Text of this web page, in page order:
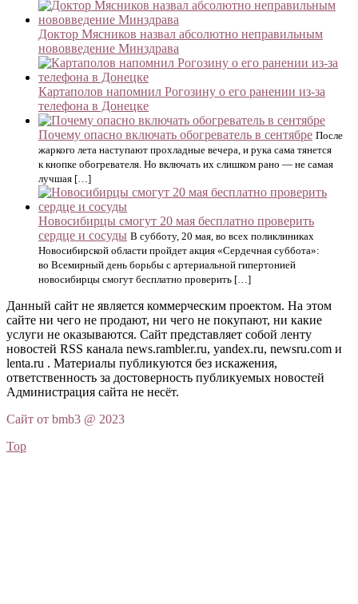
Доктор Мясников назвал абсолютно неправильным
нововведение Минздрава
Картаполов напомнил Рогозину о его ранении из-за
телефона в Донецке
Почему опасно включать обогреватель в сентябре После
жаркого лета наступают прохладные вечера, и рука сама тянется
к кнопке обогревателя. Но включать их слишком рано — не самая
лучшая […]
Новосибирцы смогут 20 мая бесплатно проверить
сердце и сосуды В субботу, 20 мая, во всех поликлиниках
Новосибирской области пройдет акция «Сердечная суббота»:
во Всемирный день борьбы с артериальной гипертонией
новосибирцы смогут бесплатно проверить […]
Данный сайт не является коммерческим проектом. На этом
сайте ни чего не продают, ни чего не покупают, ни какие
услуги не оказываются. Сайт представляет собой ленту
новостей RSS канала news.rambler.ru, yandex.ru, newsru.com и
lenta.ru . Материалы публикуются без искажения,
ответственность за достоверность публикуемых новостей
Администрация сайта не несёт.
Сайт от bmb3 @ 2023
Top